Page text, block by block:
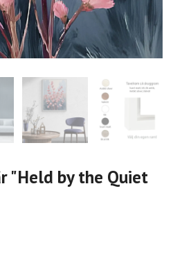
"Held by the Quiet